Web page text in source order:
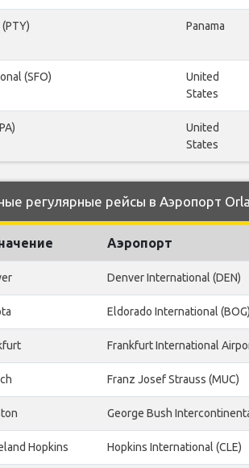
Panama
(SFO)
United
States
United
States
регулярные рейсы в Аэропорт
Аэропорт
Denver International (DEN)
Eldorado International (BOG)
Frankfurt International
Franz Josef Strauss (MUC)
George Bush
Hopkins Hopkins International (CLE)